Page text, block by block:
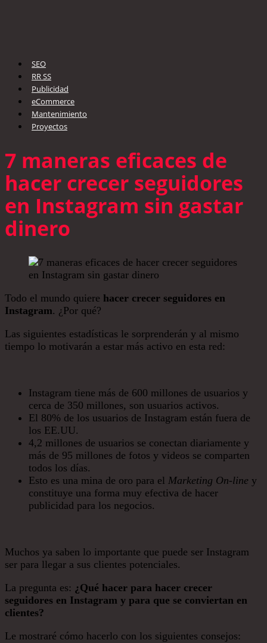
SEO
RR SS
Publicidad
eCommerce
Mantenimiento
Proyectos
7 maneras eficaces de
hacer crecer seguidores
en Instagram sin gastar
dinero
Todo el mundo quiere hacer crecer seguidores en
Instagram. ¿Por qué?
Las siguientes estadísticas le sorprenderán y al mismo
tiempo lo motivarán a estar más activo en esta red:
Instagram tiene más de 600 millones de usuarios y
cerca de 350 millones, son usuarios activos.
El 80% de los usuarios de Instagram están fuera de
los EE.UU.
4,2 millones de usuarios se conectan diariamente y
más de 95 millones de fotos y videos se comparten
todos los días.
Esto es una mina de oro para el Marketing On-line y
constituye una forma muy efectiva de hacer
publicidad para los negocios.
Muchos ya saben lo importante que puede ser Instagram
ser para llegar a sus clientes potenciales.
La pregunta es: ¿Qué hacer para hacer crecer
seguidores en Instagram y para que se conviertan en
clientes?
Le mostraré cómo hacerlo con los siguientes consejos: